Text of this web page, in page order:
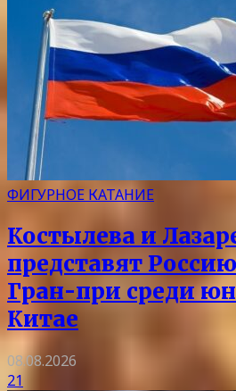
ФИГУРНОЕ КАТАНИЕ
Костылева и
представят
Гран-при среди
Китае
08.08.2026
21